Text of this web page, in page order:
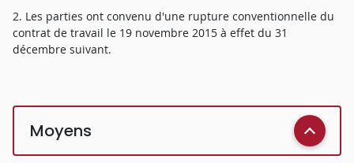
2. Les parties ont convenu d'une rupture conventionnelle du
contrat de travail le 19 novembre 2015 à effet du 31
décembre suivant.
Moyens